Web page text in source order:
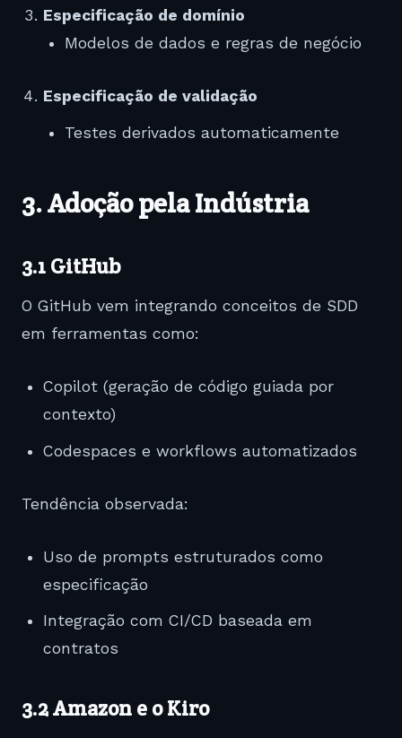
Especificação de domínio
Modelos de dados e regras de negócio
Especificação de validação
Testes derivados automaticamente
3. Adoção pela Indústria
3.1 GitHub
O GitHub vem integrando conceitos de SDD
em ferramentas como:
Copilot (geração de código guiada por
contexto)
Codespaces e workflows automatizados
Tendência observada:
Uso de prompts estruturados como
especificação
Integração com CI/CD baseada em
contratos
3.2Amazon e o Kiro